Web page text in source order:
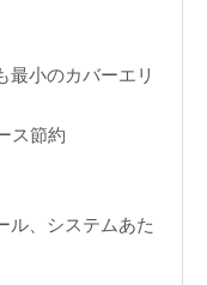
最小のカバーエリ
ス節約
ル、システムあた